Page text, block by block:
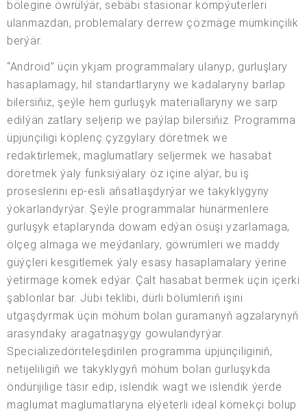
bölegine öwrülýär, sebäbi stasionar kompýuterleri
ulanmazdan, problemalary derrew çözmäge mümkinçilik
berýär.
“Android” üçin ykjam programmalary ulanyp, gurluşlary
hasaplamagy, hil standartlaryny we kadalaryny barlap
bilersiňiz, şeýle hem gurluşyk materiallaryny we sarp
edilýän zatlary seljerip we paýlap bilersiňiz. Programma
üpjünçiligi köplenç çyzgylary döretmek we
redaktirlemek, maglumatlary seljermek we hasabat
döretmek ýaly funksiýalary öz içine alýar, bu iş
proseslerini ep-esli aňsatlaşdyrýar we takyklygyny
ýokarlandyrýar. Şeýle programmalar hünärmenlere
gurluşyk etaplarynda dowam edýän ösüşi yzarlamaga,
ölçeg almaga we meýdanlary, göwrümleri we maddy
güýçleri kesgitlemek ýaly esasy hasaplamalary ýerine
ýetirmäge kömek edýär. Çalt hasabat bermek üçin içerki
şablonlar bar. Jübi teklibi, dürli bölümleriň işini
utgaşdyrmak üçin möhüm bolan guramanyň agzalarynyň
arasyndaky aragatnaşygy gowulandyrýar.
Specializedöriteleşdirilen programma üpjünçiliginiň,
netijeliligiň we takyklygyň möhüm bolan gurluşykda
öndürijilige täsir edip, islendik wagt we islendik ýerde
maglumat maglumatlaryna elýeterli ideal kömekçi bolup